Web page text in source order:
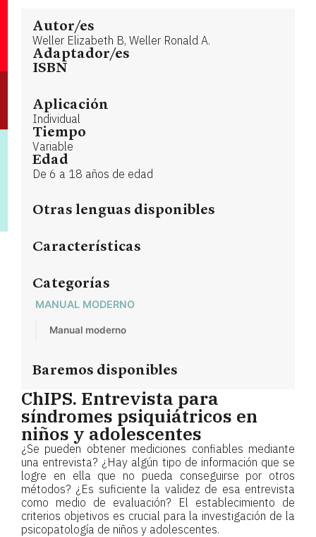
Autor/es
Weller Elizabeth B, Weller Ronald A.
Adaptador/es
ISBN
Aplicación
Individual
Tiempo
Variable
Edad
De 6 a 18 años de edad
Otras lenguas disponibles
Características
Categorías
MANUAL MODERNO
Manual moderno
Baremos disponibles
ChIPS. Entrevista para
síndromes psiquiátricos en
niños y adolescentes
¿Se pueden obtener mediciones confiables mediante
una entrevista? ¿Hay algún tipo de información que se
logre en ella que no pueda conseguirse por otros
métodos? ¿Es suficiente la validez de esa entrevista
como medio de evaluación? El establecimiento de
criterios objetivos es crucial para la investigación de la
psicopatología de niños y adolescentes.